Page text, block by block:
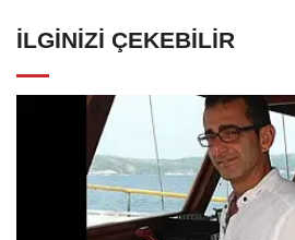
İLGINIZI ÇEKEBILIR